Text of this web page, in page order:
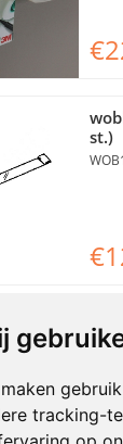
tracking-
st.)